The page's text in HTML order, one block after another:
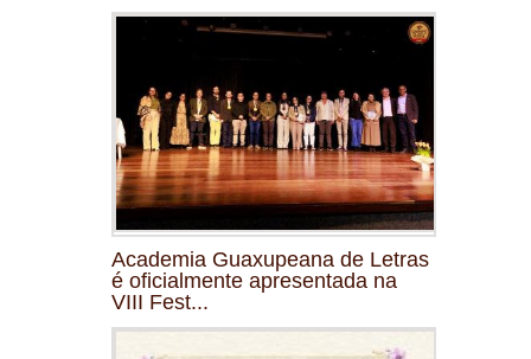
Academia Guaxupeana de Letras
é oficialmente apresentada na
VIII Fest...